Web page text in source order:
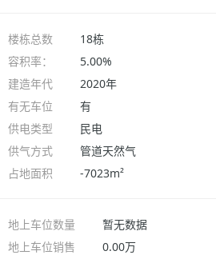
楼栋总数 18栋
容积率：
5.00%
建造年代
2020年
有无车位
有
供电类型
民电
供气方式
管道天然气
占地面积
-7023m²
地上车位数量 暂无数据
地上车位销售
0.00万